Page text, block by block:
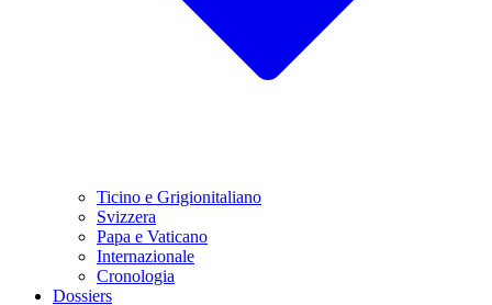
Ticino e Grigionitaliano
Svizzera
Papa e Vaticano
Internazionale
Cronologia
Dossiers